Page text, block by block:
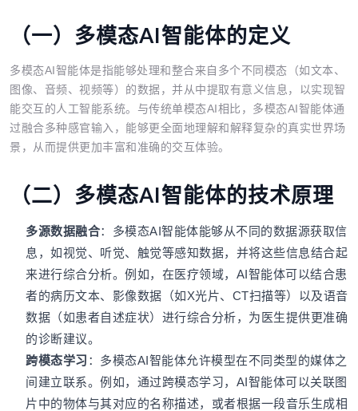
（一）多模态AI智能体的定义
多模态AI智能体是指能够处理和整合来自多个不同模态（如文本、
图像、音频、视频等）的数据，并从中提取有意义信息，以实现智
能交互的人工智能系统。与传统单模态AI相比，多模态AI智能体通
过融合多种感官输入，能够更全面地理解和解释复杂的真实世界场
景，从而提供更加丰富和准确的交互体验。
（二）多模态AI智能体的技术原理
多源数据融合：多模态AI智能体能够从不同的数据源获取信
息，如视觉、听觉、触觉等感知数据，并将这些信息结合起
来进行综合分析。例如，在医疗领域，AI智能体可以结合患
者的病历文本、影像数据（如X光片、CT扫描等）以及语音
数据（如患者自述症状）进行综合分析，为医生提供更准确
的诊断建议。
跨模态学习 ：多模态AI智能体允许模型在不同类型的媒体之
间建立联系。例如，通过跨模态学习，AI智能体可以关联图
片中的物体与其对应的名称描述，或者根据一段音乐生成相